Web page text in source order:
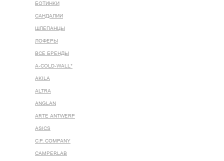
БОТИНКИ
САНДАЛИИ
ШЛЕПАНЦЫ
ЛОФЕРЫ
ВСЕ БРЕНДЫ
A-COLD-WALL*
AKILA
ALTRA
ANGLAN
ARTE ANTWERP
ASICS
C.P. COMPANY
CAMPERLAB